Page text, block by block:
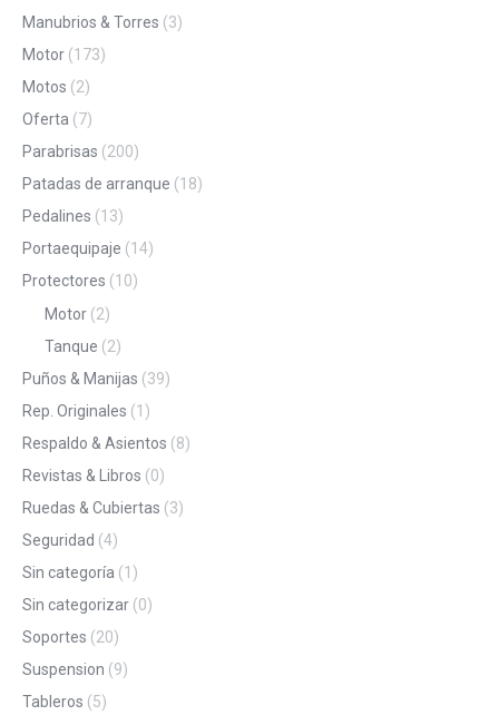
Manubrios & Torres (3)
Motor (173)
Motos (2)
Oferta (7)
Parabrisas (200)
Patadas de arranque (18)
Pedalines (13)
Portaequipaje (14)
Protectores (10)
Motor (2)
Tanque (2)
Puños & Manijas (39)
Rep. Originales (1)
Respaldo & Asientos (8)
Revistas & Libros (0)
Ruedas & Cubiertas (3)
Seguridad (4)
Sin categoría (1)
Sin categorizar (0)
Soportes (20)
Suspension (9)
Tableros (5)